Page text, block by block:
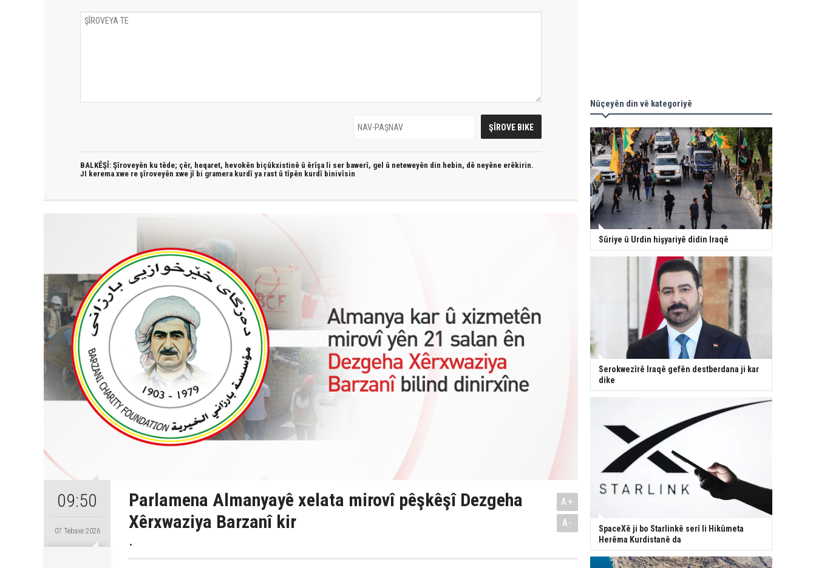
BALKÊŞÎ: Şîroveyên ku têde; çêr, heqaret, hevokên biçûkxistinê û êrîşa li ser bawerî, gel û neteweyên din hebin, dê neyêne erêkirin.
JI kerema xwe re şîroveyên xwe jî bi gramera kurdî ya rast û tîpên kurdî binivîsin
09:50
07 Tebaxe 2026
Parlamena Almanyayê xelata mirovî pêşkêşî Dezgeha
Xêrxwaziya Barzanî kir
.
A+
A-
Nûçeyên din vê kategoriyê
Sûriye û Urdin hişyariyê didin Iraqê
Serokwezîrê Iraqê gefên destberdana ji kar
dike
SpaceXê ji bo Starlinkê serî li Hikûmeta
Herêma Kurdistanê da